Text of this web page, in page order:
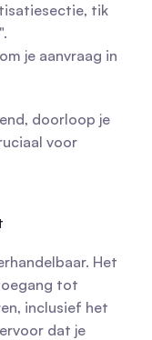
tik
je aanvraag in
doorloop je
voor
Het
tot
inclusief het
dat je